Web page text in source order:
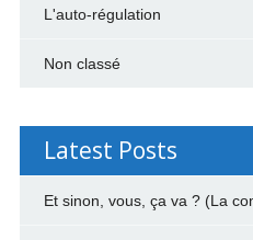
L'auto-régulation
Non classé
Latest Posts
Et sinon, vous, ça va ? (La